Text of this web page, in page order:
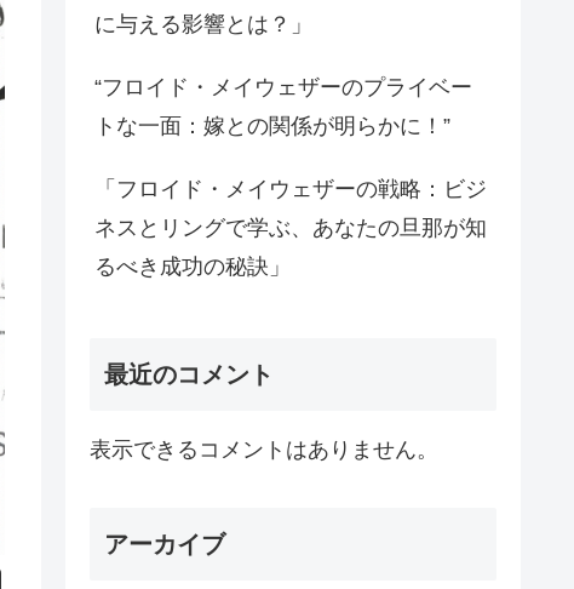
に与える影響とは？」
“フロイド・メイウェザーのプライベー
トな一面：嫁との関係が明らかに！”
「フロイド・メイウェザーの戦略：ビジ
ネスとリングで学ぶ、あなたの旦那が知
るべき成功の秘訣」
最近のコメント
表示できるコメントはありません。
アーカイブ